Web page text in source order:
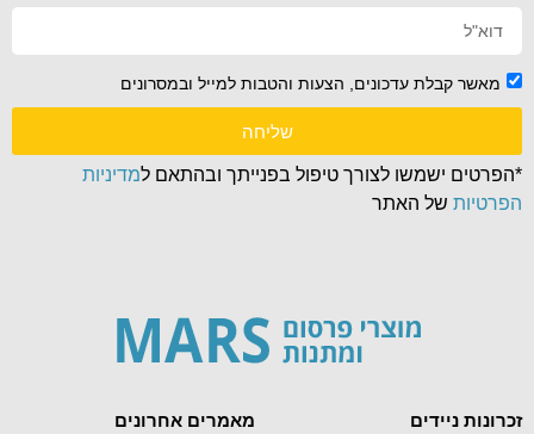
מאמרים אחרונים
זכרונות ניידים
מאשר קבלת עדכונים, הצעות והטבות למייל ובמסרונים
שליחה
*הפרטים ישמשו לצורך טיפול בפנייתך ובהתאם למדיניות
הפרטיות של האתר